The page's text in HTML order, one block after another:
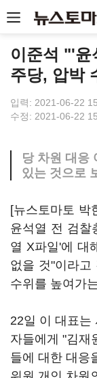
이준석 "'
주당, 압박
입력: 2021-06-22
수정: 2021-06-22
당 차원 대응
있는 것으로
[뉴스토마토 박
윤석열 전 검찰
열 X파일'에 대
없을 것"이라고
수위를 높여가
22일 이 대표는
자들에게 "김재
들에 대한 대응